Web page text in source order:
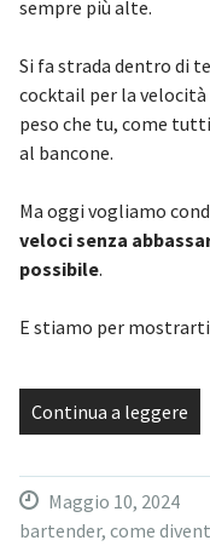
sempre più alte.
Si fa strada dentro di
cocktail per la velocità
peso che tu, come
al bancone.
Ma oggi vogliamo
veloci senza
possibile.
E stiamo per
Continua a leggere
Maggio 10, 2024
bartender, come